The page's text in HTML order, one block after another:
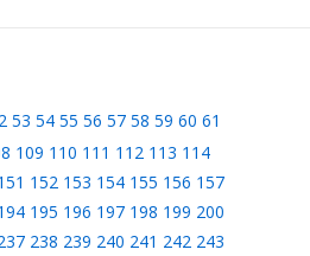
53 54 55 56 57 58 59 60 61
109 110 111 112 113 114
152 153 154 155 156 157
195 196 197 198 199 200
238 239 240 241 242 243